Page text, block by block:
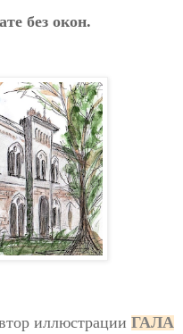
без окон.
иллюстрации ГАЛА